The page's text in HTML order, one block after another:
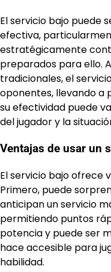
El servicio bajo puede
efectiva,
estratégicamente
preparados para ello.
tradicionales, el
oponentes, llevando a
su efectividad puede
del jugador y la
Ventajas de usar un
El servicio bajo ofrece
Primero, puede
anticipan un servicio
permitiendo puntos
potencia y puede ser
hace accesible para
habilidad.